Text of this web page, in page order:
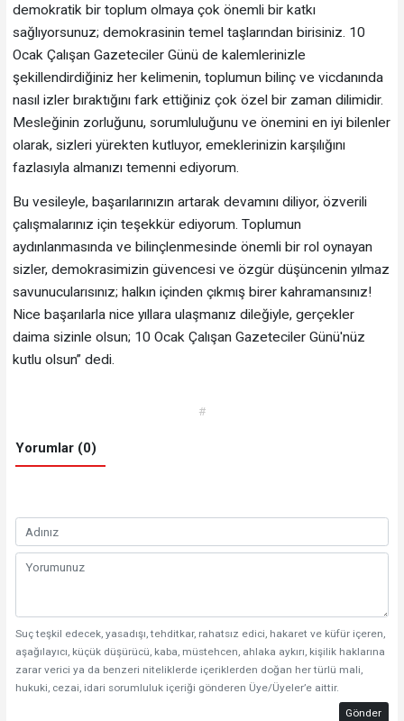
demokratik bir toplum olmaya çok önemli bir katkı
sağlıyorsunuz; demokrasinin temel taşlarından birisiniz. 10
Ocak Çalışan Gazeteciler Günü de kalemlerinizle
şekillendirdiğiniz her kelimenin, toplumun bilinç ve vicdanında
nasıl izler bıraktığını fark ettiğiniz çok özel bir zaman dilimidir.
Mesleğinin zorluğunu, sorumluluğunu ve önemini en iyi bilenler
olarak, sizleri yürekten kutluyor, emeklerinizin karşılığını
fazlasıyla almanızı temenni ediyorum.
Bu vesileyle, başarılarınızın artarak devamını diliyor, özverili
çalışmalarınız için teşekkür ediyorum. Toplumun
aydınlanmasında ve bilinçlenmesinde önemli bir rol oynayan
sizler, demokrasimizin güvencesi ve özgür düşüncenin yılmaz
savunucularısınız; halkın içinden çıkmış birer kahramansınız!
Nice başarılarla nice yıllara ulaşmanız dileğiyle, gerçekler
daima sizinle olsun; 10 Ocak Çalışan Gazeteciler Günü'nüz
kutlu olsun” dedi.
#
Yorumlar (0)
Suç teşkil edecek, yasadışı, tehditkar, rahatsız edici, hakaret ve küfür içeren,
aşağılayıcı, küçük düşürücü, kaba, müstehcen, ahlaka aykırı, kişilik haklarına
zarar verici ya da benzeri niteliklerde içeriklerden doğan her türlü mali,
hukuki, cezai, idari sorumluluk içeriği gönderen Üye/Üyeler’e aittir.
Gönder